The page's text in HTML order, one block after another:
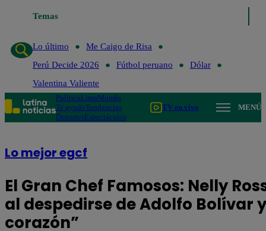
Temas
Lo último
Me Caigo de Risa
Perú Decide 2026
Fútbol peruano
Dólar
Valentina Valiente
PolíticaLimaMundo
Te ayudoTendencias
DeportesEspectáculos
TV en vivo MENÚ
Lo mejor egcf
El Gran Chef Famosos: Nelly
al despedirse de Adolfo Bolívar
corazón”